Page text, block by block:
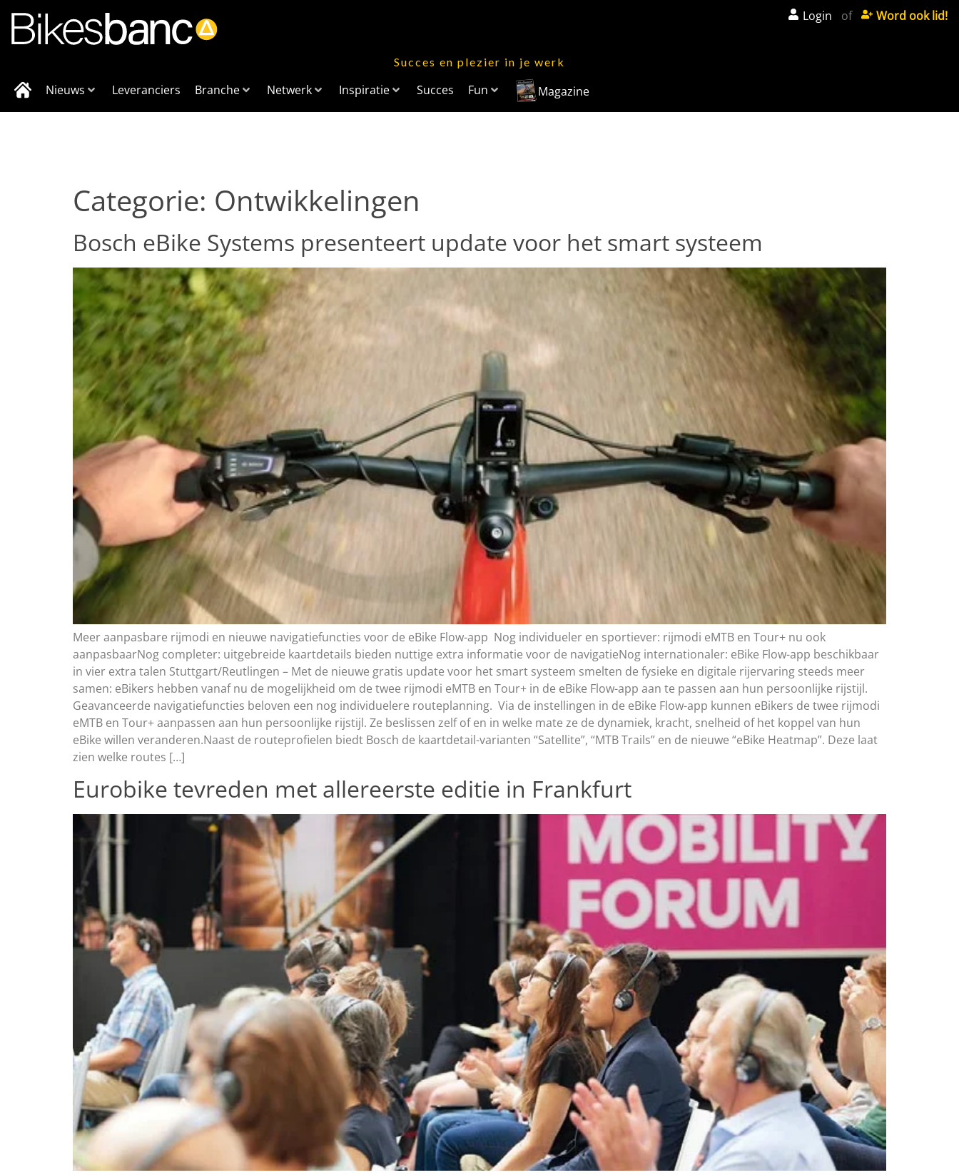
Login of Word ook lid!
Succes en plezier in je werk
Nieuws Leveranciers Branche Netwerk Inspiratie Succes Fun Magazine
Categorie: Ontwikkelingen
Bosch eBike Systems presenteert update voor het smart systeem
Meer aanpasbare rijmodi en nieuwe navigatiefuncties voor de eBike Flow-app Nog individueler en sportiever: rijmodi eMTB en Tour+ nu ook
aanpasbaarNog completer: uitgebreide kaartdetails bieden nuttige extra informatie voor de navigatieNog internationaler: eBike Flow-app beschikbaar
in vier extra talen Stuttgart/Reutlingen – Met de nieuwe gratis update voor het smart systeem smelten de fysieke en digitale rijervaring steeds meer
samen: eBikers hebben vanaf nu de mogelijkheid om de twee rijmodi eMTB en Tour+ in de eBike Flow-app aan te passen aan hun persoonlijke rijstijl.
Geavanceerde navigatiefuncties beloven een nog individuelere routeplanning. Via de instellingen in de eBike Flow-app kunnen eBikers de twee rijmodi
eMTB en Tour+ aanpassen aan hun persoonlijke rijstijl. Ze beslissen zelf of en in welke mate ze de dynamiek, kracht, snelheid of het koppel van hun
eBike willen veranderen.Naast de routeprofielen biedt Bosch de kaartdetail-varianten “Satellite”, “MTB Trails” en de nieuwe “eBike Heatmap”. Deze laat
zien welke routes […]
Eurobike tevreden met allereerste editie in Frankfurt